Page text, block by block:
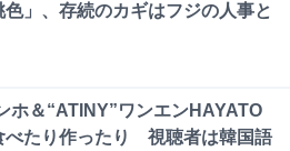
色」、存続のカギはフジの人事と
ホ＆“ATINY”ワンエンHAYATO
べたり作ったり 視聴者は韓国語